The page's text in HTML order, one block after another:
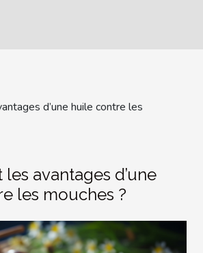
d’une huile contre les
avantages d’une
les mouches ?